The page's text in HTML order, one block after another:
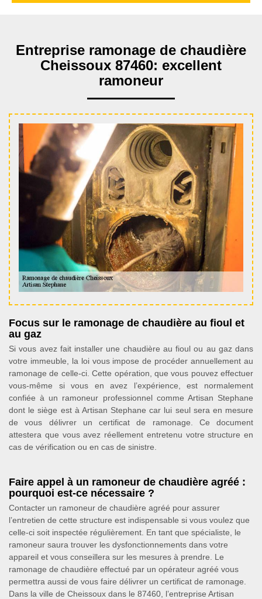
Entreprise ramonage de chaudière
Cheissoux 87460: excellent
ramoneur
Focus sur le ramonage de chaudière au fioul et
au gaz
Si vous avez fait installer une chaudière au fioul ou au gaz dans
votre immeuble, la loi vous impose de procéder annuellement au
ramonage de celle-ci. Cette opération, que vous pouvez effectuer
vous-même si vous en avez l’expérience, est normalement
confiée à un ramoneur professionnel comme Artisan Stephane
dont le siège est à Artisan Stephane car lui seul sera en mesure
de vous délivrer un certificat de ramonage. Ce document
attestera que vous avez réellement entretenu votre structure en
cas de vérification ou en cas de sinistre.
Faire appel à un ramoneur de chaudière agréé :
pourquoi est-ce nécessaire ?
Contacter un ramoneur de chaudière agréé pour assurer
l’entretien de cette structure est indispensable si vous voulez que
celle-ci soit inspectée régulièrement. En tant que spécialiste, le
ramoneur saura trouver les dysfonctionnements dans votre
appareil et vous conseillera sur les mesures à prendre. Le
ramonage de chaudière effectué par un opérateur agréé vous
permettra aussi de vous faire délivrer un certificat de ramonage.
Dans la ville de Cheissoux dans le 87460, l’entreprise Artisan